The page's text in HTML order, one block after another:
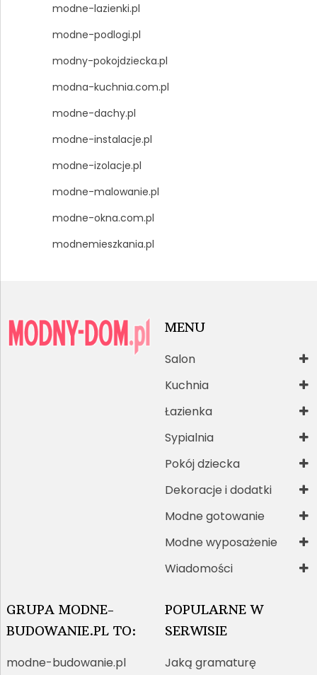
modne-lazienki.pl
modne-podlogi.pl
modny-pokojdziecka.pl
modna-kuchnia.com.pl
modne-dachy.pl
modne-instalacje.pl
modne-izolacje.pl
modne-malowanie.pl
modne-okna.com.pl
modnemieszkania.pl
MENU
Salon
Kuchnia
Łazienka
Sypialnia
Pokój dziecka
Dekoracje i dodatki
Modne gotowanie
Modne wyposażenie
Wiadomości
GRUPA MODNE-
BUDOWANIE.PL TO:
modne-budowanie.pl
POPULARNE W
SERWISIE
Jaką gramaturę